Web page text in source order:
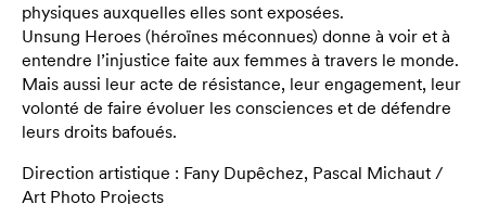
physiques auxquelles elles sont exposées.
Unsung Heroes (héroïnes méconnues) donne à voir et à
entendre l’injustice faite aux femmes à travers le monde.
Mais aussi leur acte de résistance, leur engagement, leur
volonté de faire évoluer les consciences et de défendre
leurs droits bafoués.
Direction artistique : Fany Dupêchez, Pascal Michaut /
Art Photo Projects